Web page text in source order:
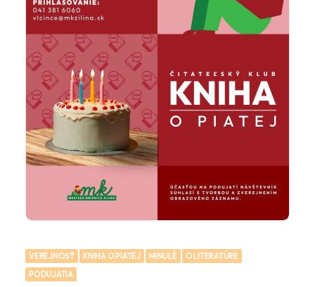
VEREJNOSŤ KNIHA O PIATEJ MINULÉ
O LITERATÚRE
PODUJATIA